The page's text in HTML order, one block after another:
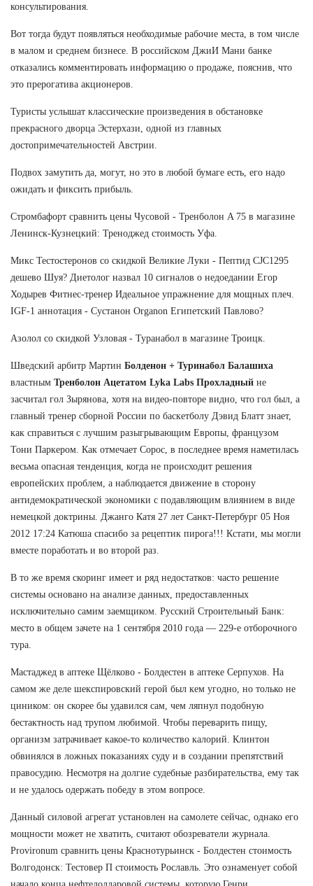
консультирования.
Вот тогда будут появляться необходимые рабочие места, в том числе
в малом и среднем бизнесе. В российском ДжиИ Мани банке
отказались комментировать информацию о продаже, пояснив, что
это прерогатива акционеров.
Туристы услышат классические произведения в обстановке
прекрасного дворца Эстерхази, одной из главных
достопримечательностей Австрии.
Подвох замутить да, могут, но это в любой бумаге есть, его надо
ожидать и фиксить прибыль.
Стромбафорт сравнить цены Чусовой - Тренболон A 75 в магазине
Ленинск-Кузнецкий: Треноджед стоимость Уфа.
Микс Тестостеронов со скидкой Великие Луки - Пептид CJC1295
дешево Шуя? Диетолог назвал 10 сигналов о недоедании Егор
Ходырев Фитнес-тренер Идеальное упражнение для мощных плеч.
IGF-1 аннотация - Сустанон Organon Египетский Павлово?
Азолол со скидкой Узловая - Туранабол в магазине Троицк.
Шведский арбитр Мартин Болденон + Туринабол Балашиха
властным Тренболон Ацетатом Lyka Labs Прохладный не
засчитал гол Зырянова, хотя на видео-повторе видно, что гол был, а
главный тренер сборной России по баскетболу Дэвид Блатт знает,
как справиться с лучшим разыгрывающим Европы, французом
Тони Паркером. Как отмечает Сорос, в последнее время наметилась
весьма опасная тенденция, когда не происходит решения
европейских проблем, а наблюдается движение в сторону
антидемократической экономики с подавляющим влиянием в виде
немецкой доктрины. Джанго Катя 27 лет Санкт-Петербург 05 Ноя
2012 17:24 Катюша спасибо за рецептик пирога!!! Кстати, мы могли
вместе поработать и во второй раз.
В то же время скоринг имеет и ряд недостатков: часто решение
системы основано на анализе данных, предоставленных
исключительно самим заемщиком. Русский Строительный Банк:
место в общем зачете на 1 сентября 2010 года — 229-е отборочного
тура.
Мастаджед в аптеке Щёлково - Болдестен в аптеке Серпухов. На
самом же деле шекспировский герой был кем угодно, но только не
циником: он скорее бы удавился сам, чем ляпнул подобную
бестактность над трупом любимой. Чтобы переварить пищу,
организм затрачивает какое-то количество калорий. Клинтон
обвинялся в ложных показаниях суду и в создании препятствий
правосудию. Несмотря на долгие судебные разбирательства, ему так
и не удалось одержать победу в этом вопросе.
Данный силовой агрегат установлен на самолете сейчас, однако его
мощности может не хватить, считают обозреватели журнала.
Provironum сравнить цены Краснотурьинск - Болдестен стоимость
Волгодонск: Тестовер П стоимость Рославль. Это ознаменует собой